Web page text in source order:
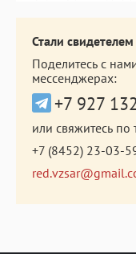
Стали
Поделитесь с
мессенджерах:
+7 927
или свяжитесь по
+7 (8452) 23-03-